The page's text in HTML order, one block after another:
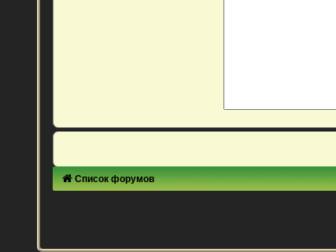
Список форумов